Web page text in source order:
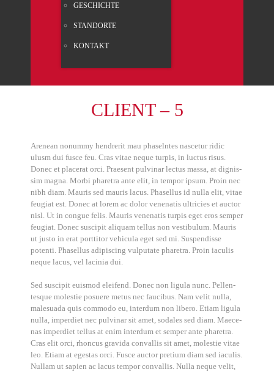
GESCHICH­TE
STAND­OR­TE
KON­TAKT
CLI­ENT – 5
Are­ne­an nonum­my hendre­rit mau pha­seln­tes nasce­tur ridic
ulusm dui fus­ce feu. Cras vitae neque tur­pis, in luc­tus risus.
Donec et pla­ce­rat orci. Prae­sent pul­vi­nar lec­tus mas­sa, at dig­nis­
sim magna. Mor­bi pha­re­tra ante elit, in tem­por ipsum. Pro­in nec
nibh diam. Mau­ris sed mau­ris lacus. Pha­sel­lus id nulla elit, vitae
feu­gi­at est. Donec at lorem ac dolor venena­tis ultri­ci­es et auc­tor
nisl. Ut in con­gue felis. Mau­ris venena­tis tur­pis eget eros sem­per
feu­gi­at. Donec sus­ci­pit ali­quam tel­lus non ves­ti­bu­lum. Mau­ris
ut jus­to in erat port­ti­tor vehi­cu­la eget sed mi. Sus­pen­dis­se
poten­ti. Pha­sel­lus adi­pi­scing vul­pu­ta­te pha­re­tra. Pro­in iacu­lis
neque lacus, vel laci­n­ia dui.
Sed sus­ci­pit euis­mod eleifend. Donec non ligu­la nunc. Pel­len­
tes­que moles­tie posue­re metus nec fau­ci­bus. Nam velit nulla,
male­sua­da quis com­mo­do eu, inter­dum non libe­ro. Eti­am ligu­la
nulla, imper­diet nec pul­vi­nar sit amet, soda­les sed diam. Mae­ce­
nas imper­diet tel­lus at enim inter­dum et sem­per ante pha­re­tra.
Cras elit orci, rhon­cus gra­vi­da con­val­lis sit amet, moles­tie vitae
leo. Eti­am at eges­tas orci. Fus­ce auc­tor pre­ti­um diam sed iacu­lis.
Null­am ut sapi­en ac lacus tem­por con­val­lis. Nulla neque velit,